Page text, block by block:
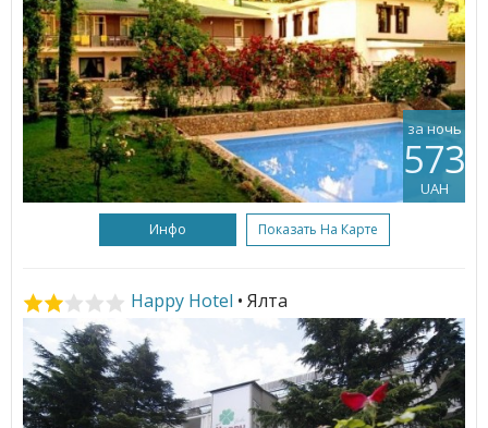
за ночь
573
UAH
Инфо Показать На Карте
Happy Hotel • Ялта